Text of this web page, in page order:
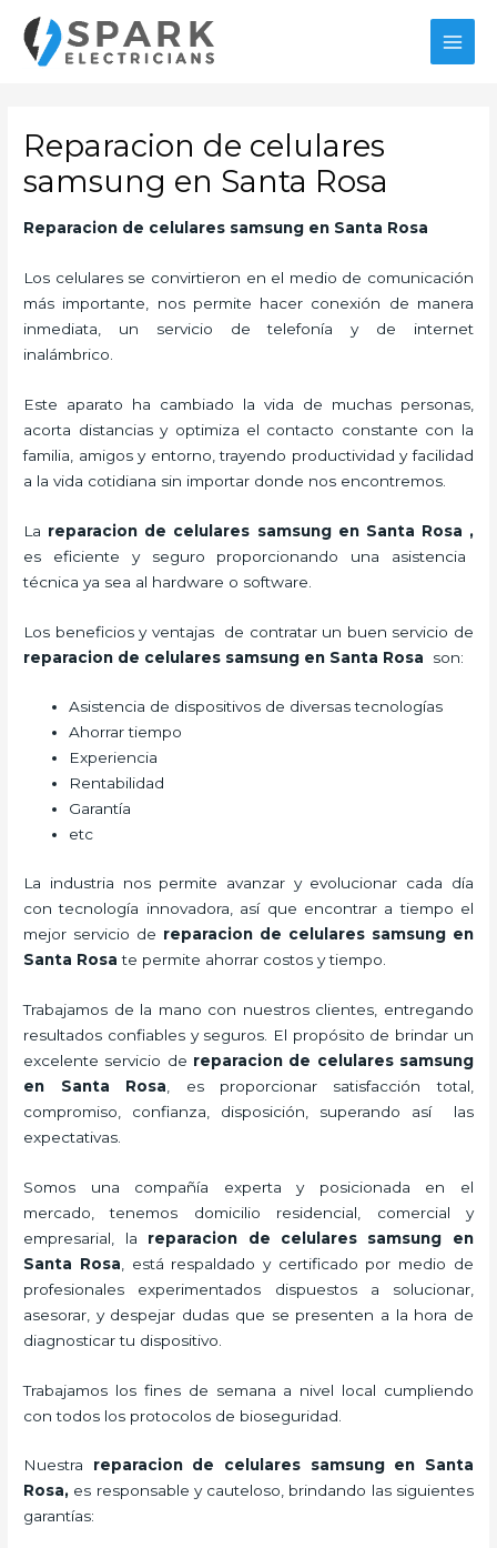
contenido
Reparacion de celulares
samsung en Santa Rosa
Reparacion de celulares samsung en Santa Rosa
Los celulares se convirtieron en el medio de comunicación
más importante, nos permite hacer conexión de manera
inmediata, un servicio de telefonía y de internet
inalámbrico.
Este aparato ha cambiado la vida de muchas personas,
acorta distancias y optimiza el contacto constante con la
familia, amigos y entorno, trayendo productividad y facilidad
a la vida cotidiana sin importar donde nos encontremos.
La reparacion de celulares samsung en Santa Rosa ,
es eficiente y seguro proporcionando una asistencia
técnica ya sea al hardware o software.
Los beneficios y ventajas de contratar un buen servicio de
reparacion de celulares samsung en Santa Rosa
son:
Asistencia de dispositivos de diversas tecnologías
Ahorrar tiempo
Experiencia
Rentabilidad
Garantía
etc
La industria nos permite avanzar y evolucionar cada día
con tecnología innovadora, así que encontrar a tiempo el
mejor servicio de reparacion de celulares samsung en
Santa Rosa te permite ahorrar costos y tiempo.
Trabajamos de la mano con nuestros clientes, entregando
resultados confiables y seguros. El propósito de brindar un
excelente servicio de reparacion de celulares samsung
en Santa Rosa , es proporcionar satisfacción total,
compromiso, confianza, disposición, superando así las
expectativas.
Somos una compañía experta y posicionada en el
mercado, tenemos domicilio residencial, comercial y
empresarial, la reparacion de celulares samsung en
Santa Rosa , está respaldado y certificado por medio de
profesionales experimentados dispuestos a solucionar,
asesorar, y despejar dudas que se presenten a la hora de
diagnosticar tu dispositivo.
Trabajamos los fines de semana a nivel local cumpliendo
con todos los protocolos de bioseguridad.
Nuestra reparacion de celulares samsung en Santa
Rosa, es responsable y cauteloso, brindando las siguientes
garantías: